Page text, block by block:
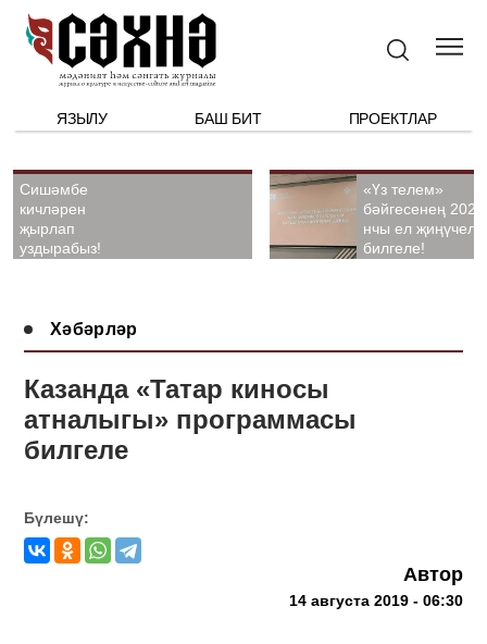
ЯЗЫЛУ БАШ БИТ ПРОЕКТЛАР
Сишәмбе
кичләрен
җырлап
уздырабыз!
«Үз телем»
бәйгесенең 2026
нчы ел
билгеле!
Хәбәрләр
Казанда «Татар киносы
атналыгы» программасы
билгеле
Бүлешү:
Автор
14 августа 2019 - 06:30